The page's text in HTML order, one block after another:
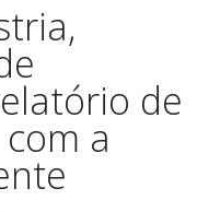
de
a